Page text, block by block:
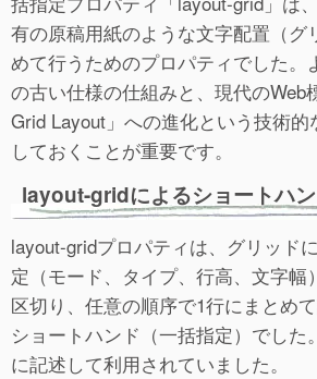
有の原稿用紙のような文字配置（グ
めて行うためのプロパティでした。
の古い仕様の仕組みと、現代のWeb
Grid Layout」への進化という技術
しておくことが重要です。
layout-gridによるショートハ
layout-gridプロパティは、グリッド
定（モード、タイプ、行高、文字幅
区切り、任意の順序で1行にまとめ
ショートハンド（一括指定）でした
に記述して利用されていました。